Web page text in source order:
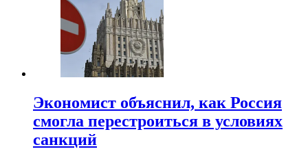
Экономист объяснил, как Россия
смогла перестроиться в условиях
санкций